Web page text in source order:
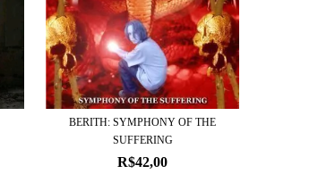
BERITH: SYMPHONY OF THE
SUFFERING
R$42,00